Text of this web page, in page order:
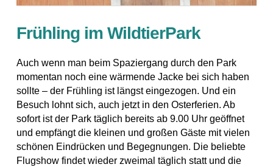
Frühling im WildtierPark
Auch wenn man beim Spaziergang durch den Park
momentan noch eine wärmende Jacke bei sich haben
sollte – der Frühling ist längst eingezogen. Und ein
Besuch lohnt sich, auch jetzt in den Osterferien. Ab
sofort ist der Park täglich bereits ab 9.00 Uhr geöffnet
und empfängt die kleinen und großen Gäste mit vielen
schönen Eindrücken und Begegnungen. Die beliebte
Flugshow findet wieder zweimal täglich statt und die